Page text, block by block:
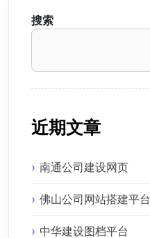
搜索
近期文章
南通公司建设网页
佛山公司网站搭建平台
中华建设图档平台